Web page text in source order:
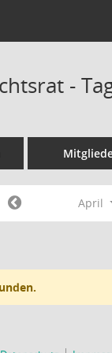
-
April